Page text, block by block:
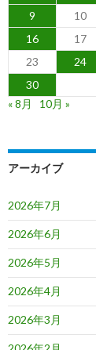
9
10
16
17
23
24
30
« 8月
10月 »
アーカイブ
2026年7月
2026年6月
2026年5月
2026年4月
2026年3月